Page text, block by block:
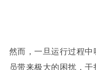
然而，一旦运行过程中
员带来极大的困扰，